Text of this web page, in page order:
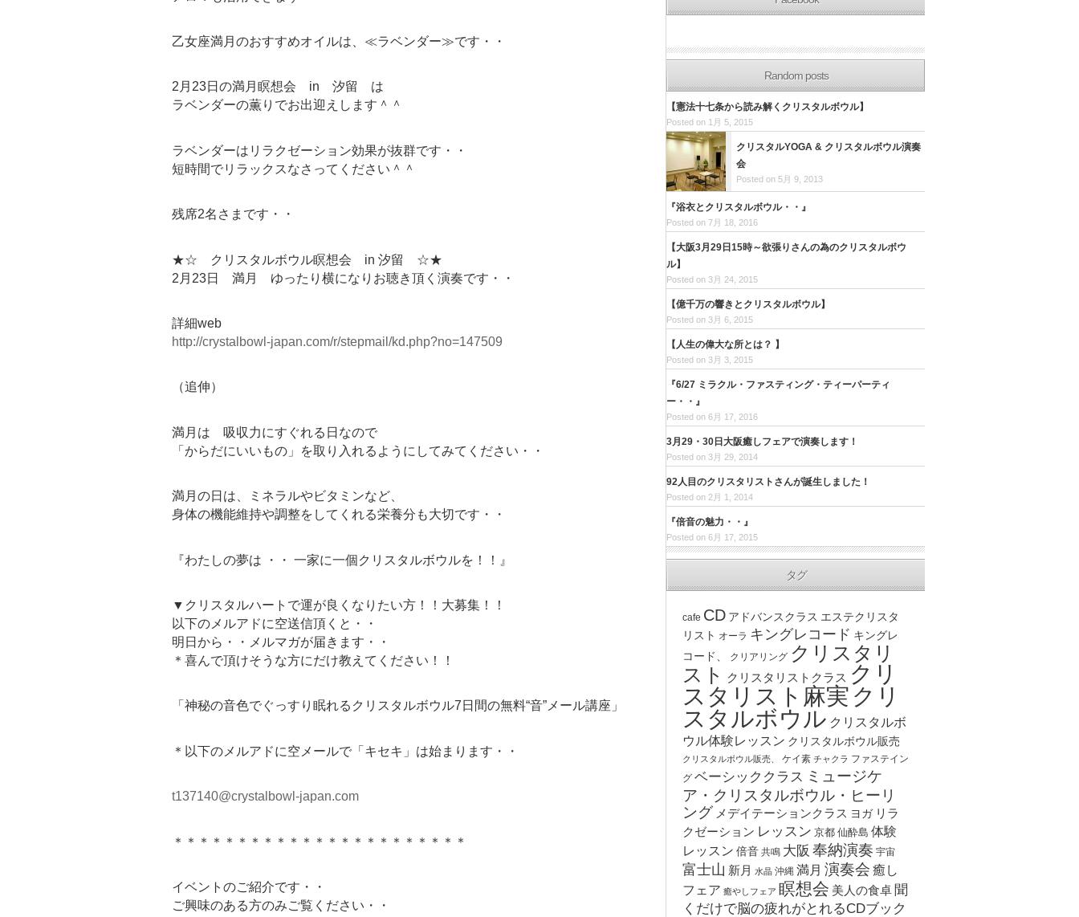
乙女座満月のおすすめオイルは、≪ラベンダー≫です・・
2月23日の満月瞑想会 in 汐留 は
ラベンダーの薫りでお出迎えします＾＾
ラベンダーはリラクゼーション効果が抜群です・・
短時間でリラックスなさってください＾＾
残席2名さまです・・
★☆ クリスタルボウル瞑想会 in 汐留 ☆★
2月23日 満月 ゆったり横になりお聴き頂く演奏です・・
詳細web
http://crystalbowl-japan.com/r/stepmail/kd.php?no=147509
（追伸）
満月は 吸収力にすぐれる日なので
「からだにいいもの」を取り入れるようにしてみてください・・
満月の日は、ミネラルやビタミンなど、
身体の機能維持や調整をしてくれる栄養分も大切です・・
『わたしの夢は ・・ 一家に一個クリスタルボウルを！！』
▼クリスタルハートで運が良くなりたい方！！大募集！！
以下のメルアドに空送信頂くと・・
明日から・・メルマガが届きます・・
＊喜んで頂けそうな方にだけ教えてください！！
「神秘の音色でぐっすり眠れるクリスタルボウル7日間の無料“音”メール講座」
＊以下のメルアドに空メールで「キセキ」は始まります・・
t137140@crystalbowl-japan.com
＊＊＊＊＊＊＊＊＊＊＊＊＊＊＊＊＊＊＊＊＊＊＊
イベントのご紹介です・・
ご興味のある方のみご覧ください・・
Random posts
【憲法十七条から読み解くクリスタルボウル】
Posted on 1月 5, 2015
クリスタルYOGA & クリスタルボウル演奏
会
Posted on 5月 9, 2013
『浴衣とクリスタルボウル・・』
Posted on 7月 18, 2016
【大阪3月29日15時～欲張りさんの為のクリスタルボウ
ル】
Posted on 3月 24, 2015
【億千万の響きとクリスタルボウル】
Posted on 3月 6, 2015
【人生の偉大な所とは？ 】
Posted on 3月 3, 2015
『6/27 ミラクル・ファスティング・ティーパーティ
ー・・』
Posted on 6月 17, 2016
3月29・30日大阪癒しフェアで演奏します！
Posted on 3月 29, 2014
92人目のクリスタリストさんが誕生しました！
Posted on 2月 1, 2014
『倍音の魅力・・』
Posted on 6月 17, 2015
タグ
cafe CD アドバンスクラス エステクリスタ
リスト オーラ キングレコード キングレ
コード、
クリアリング クリスタリ
スト
クリスタリストクラス クリ
スタリスト麻実 クリ
スタルボウル クリスタルボ
ウル体験レッスン クリスタルボウル販売
クリスタルボウル販売、 ケイ素 チャクラ ファステイン
グ ベーシッククラス ミュージケ
ア・クリスタルボウル・ヒーリ
ング メデイテーションクラス ヨガ リラ
クゼーション レッスン 京都 仙酔島 体験
レッスン 倍音 共鳴 大阪 奉納演奏 宇宙
富士山 新月 水晶 沖縄 満月 演奏会 癒し
フェア 癒やしフェア 瞑想会 美人の食卓 聞
くだけで脳の疲れがとれるCDブック